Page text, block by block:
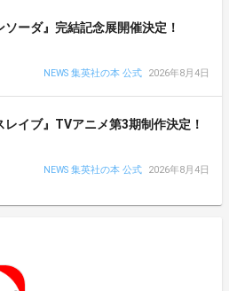
ソーダ』完結記念展開催決定！
NEWS 集英社の本 公式
2026年8月4日
レイブ』TVアニメ第3期制作決定！
NEWS 集英社の本 公式
2026年8月4日